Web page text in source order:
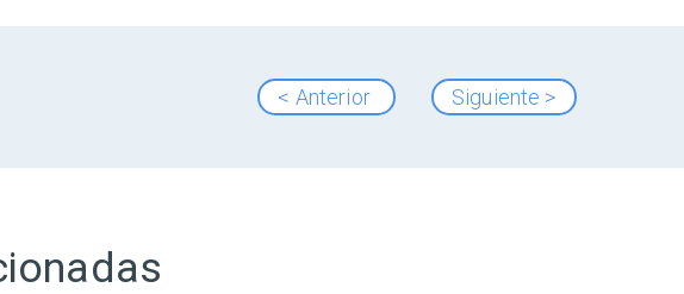
< Anterior Siguiente >